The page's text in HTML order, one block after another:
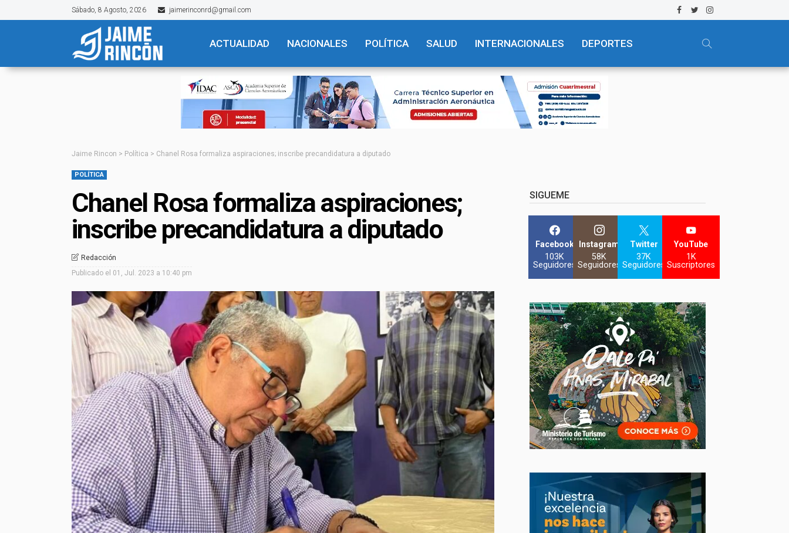
Sábado, 8 Agosto, 2026 jaimerinconrd@gmail.com
ACTUALIDAD NACIONALES POLÍTICA SALUD INTERNACIONALES DEPORTES
Jaime Rincon > Política > Chanel Rosa formaliza aspiraciones; inscribe precandidatura a diputado
POLÍTICA
Chanel Rosa formaliza aspiraciones;
inscribe precandidatura a diputado
Redacción
Publicado el 01, Jul. 2023 a 10:40 pm
SIGUEME
Facebook
103K
Seguidores
Instagram
58K
Seguidores
Twitter
37K
Seguidores
YouTube
1K
Suscriptores